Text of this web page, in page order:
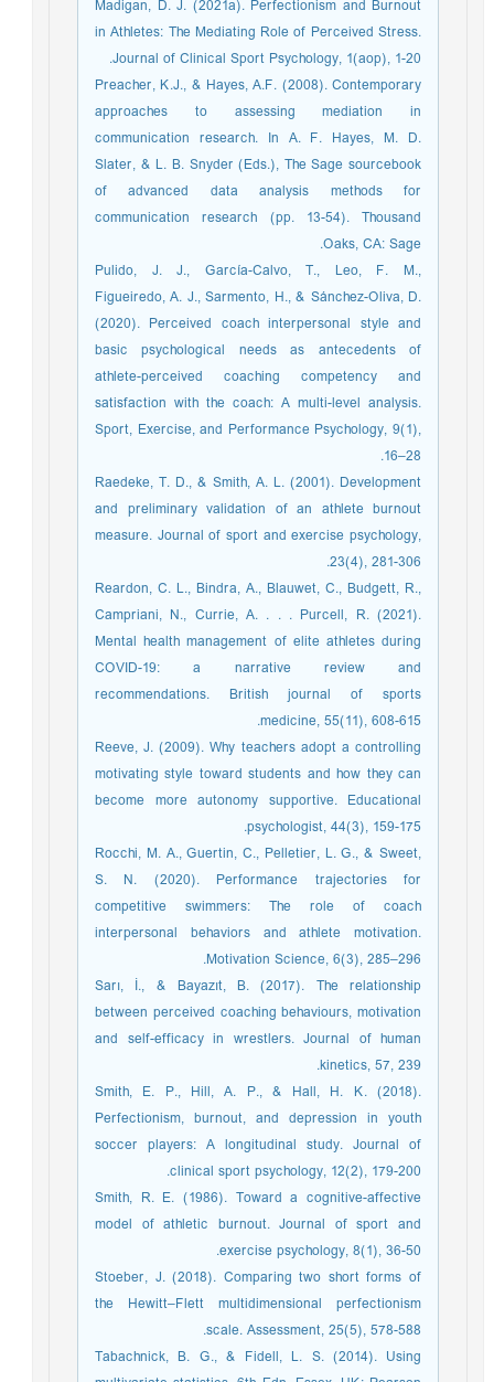
Madigan, D. J. (2021a). Perfectionism and Burnout
in Athletes: The Mediating Role of Perceived Stress.
Journal of Clinical Sport Psychology, 1(aop), 1-20.
Preacher, K.J., & Hayes, A.F. (2008). Contemporary
approaches to assessing mediation in
communication research. In A. F. Hayes, M. D.
Slater, & L. B. Snyder (Eds.), The Sage sourcebook
of advanced data analysis methods for
communication research (pp. 13-54). Thousand
Oaks, CA: Sage.
Pulido, J. J., García-Calvo, T., Leo, F. M.,
Figueiredo, A. J., Sarmento, H., & Sánchez-Oliva, D.
(2020). Perceived coach interpersonal style and
basic psychological needs as antecedents of
athlete-perceived coaching competency and
satisfaction with the coach: A multi-level analysis.
Sport, Exercise, and Performance Psychology, 9(1),
16–28.
Raedeke, T. D., & Smith, A. L. (2001). Development
and preliminary validation of an athlete burnout
measure. Journal of sport and exercise psychology,
23(4), 281-306.
Reardon, C. L., Bindra, A., Blauwet, C., Budgett, R.,
Campriani, N., Currie, A. . . . Purcell, R. (2021).
Mental health management of elite athletes during
COVID-19: a narrative review and
recommendations. British journal of sports
medicine, 55(11), 608-615.
Reeve, J. (2009). Why teachers adopt a controlling
motivating style toward students and how they can
become more autonomy supportive. Educational
psychologist, 44(3), 159-175.
Rocchi, M. A., Guertin, C., Pelletier, L. G., & Sweet,
S. N. (2020). Performance trajectories for
competitive swimmers: The role of coach
interpersonal behaviors and athlete motivation.
Motivation Science, 6(3), 285–296.
Sarı, İ., & Bayazıt, B. (2017). The relationship
between perceived coaching behaviours, motivation
and self-efficacy in wrestlers. Journal of human
kinetics, 57, 239.
Smith, E. P., Hill, A. P., & Hall, H. K. (2018).
Perfectionism, burnout, and depression in youth
soccer players: A longitudinal study. Journal of
clinical sport psychology, 12(2), 179-200.
Smith, R. E. (1986). Toward a cognitive-affective
model of athletic burnout. Journal of sport and
exercise psychology, 8(1), 36-50.
Stoeber, J. (2018). Comparing two short forms of
the Hewitt–Flett multidimensional perfectionism
scale. Assessment, 25(5), 578-588.
Tabachnick, B. G., & Fidell, L. S. (2014). Using